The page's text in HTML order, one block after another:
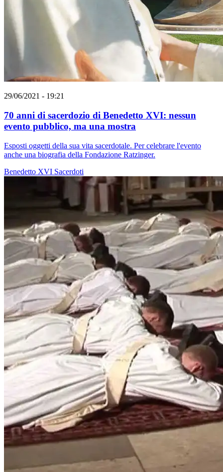
29/06/2021 - 19:21
70 anni di sacerdozio di Benedetto XVI: nessun
evento pubblico, ma una mostra
Esposti oggetti della sua vita sacerdotale. Per celebrare l'evento
anche una biografia della Fondazione Ratzinger.
Benedetto XVI Sacerdoti